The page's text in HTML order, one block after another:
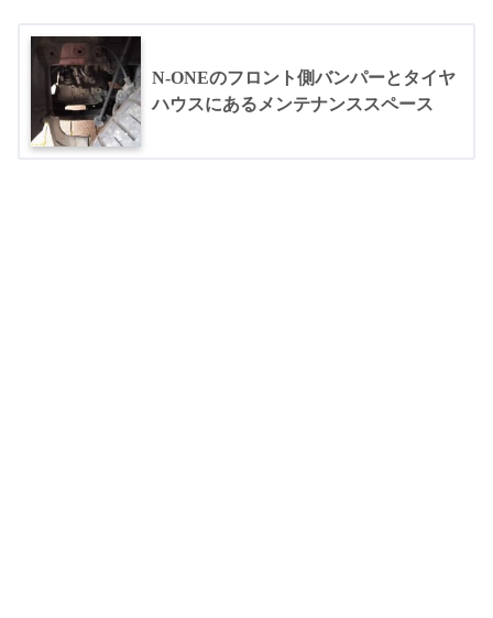
N-ONEのフロント側バンパーとタイヤ
ハウスにあるメンテナンススペース